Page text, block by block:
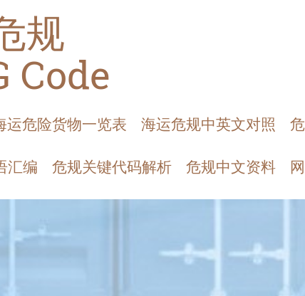
规
Code
运危险货物一览表 海运危规中英文对照
汇编 危规关键代码解析 危规中文资料